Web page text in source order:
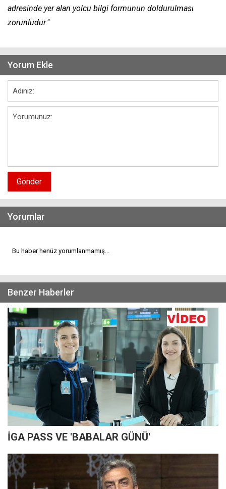
adresinde yer alan yolcu bilgi formunun doldurulması
zorunludur."
Yorum Ekle
Gönder
Yorumlar
Bu haber henüz yorumlanmamış...
Benzer Haberler
İGA PASS VE 'BABALAR GÜNÜ'